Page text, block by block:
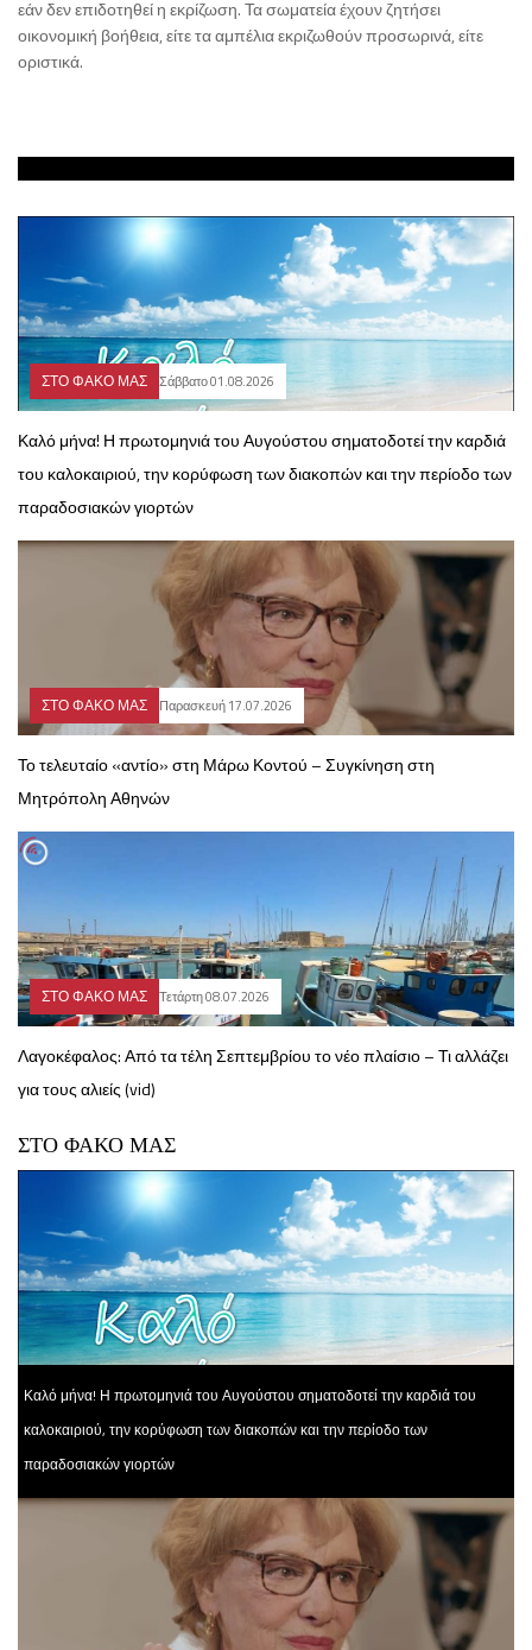
εάν δεν επιδοτηθεί η εκρίζωση. Τα σωματεία έχουν ζητήσει
οικονομική βοήθεια, είτε τα αμπέλια εκριζωθούν προσωρινά, είτε
οριστικά.
ΣΤΟ ΦΑΚΟ ΜΑΣ Σάββατο 01.08.2026
Καλό μήνα! Η πρωτομηνιά του Αυγούστου σηματοδοτεί την καρδιά
του καλοκαιριού, την κορύφωση των διακοπών και την περίοδο των
παραδοσιακών γιορτών
ΣΤΟ ΦΑΚΟ ΜΑΣ Παρασκευή 17.07.2026
Το τελευταίο «αντίο» στη Μάρω Κοντού – Συγκίνηση στη
Μητρόπολη Αθηνών
ΣΤΟ ΦΑΚΟ ΜΑΣ Τετάρτη 08.07.2026
Λαγοκέφαλος: Από τα τέλη Σεπτεμβρίου το νέο πλαίσιο – Τι αλλάζει
για τους αλιείς (vid)
ΣΤΟ ΦΑΚΟ ΜΑΣ
Καλό μήνα! Η πρωτομηνιά του Αυγούστου σηματοδοτεί την καρδιά του
καλοκαιριού, την κορύφωση των διακοπών και την περίοδο των
παραδοσιακών γιορτών